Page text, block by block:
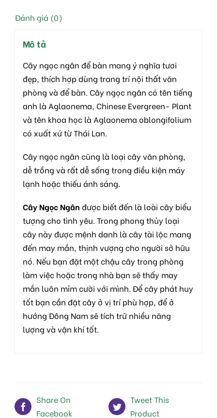
Đánh giá (0)
Mô tả
Cây ngọc ngân để bàn mang ý nghĩa tươi
đẹp, thích hợp dùng trang trí nội thất văn
phòng và để bàn. Cây ngọc ngân có tên tiếng
anh là Aglaonema, Chinese Evergreen- Plant
và tên khoa học là Aglaonema oblongifolium
có xuất xứ từ Thái Lan.
Cây ngọc ngân cũng là loại cây văn phòng,
dễ trồng và rất dễ sống trong điều kiện máy
lạnh hoặc thiếu ánh sáng.
Cây Ngọc Ngân được biết đến là loài cây biểu
tượng cho tình yêu. Trong phong thủy loại
cây này được mệnh danh là cây tài lộc mang
đến may mắn, thịnh vượng cho người sở hữu
nó. Nếu bạn đặt một chậu cây trong phòng
làm việc hoặc trong nhà bạn sẽ thấy may
mắn luôn mỉm cười với mình. Để cây phát huy
tốt bạn cần đặt cây ở vị trí phù hợp, để ở
hướng Đông Nam sẽ tích trữ nhiều năng
lượng và vận khí tốt.
Share On
Facebook
Tweet This
Product